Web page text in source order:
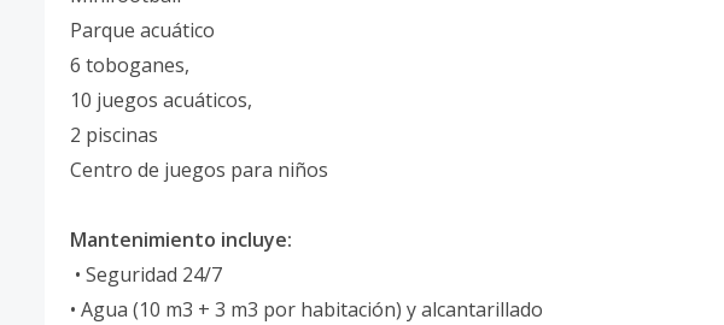
Parque acuático
6 toboganes,
10 juegos acuáticos,
2 piscinas
Centro de juegos para niños
Mantenimiento incluye:
• Seguridad 24/7
• Agua (10 m3 + 3 m3 por habitación) y alcantarillado